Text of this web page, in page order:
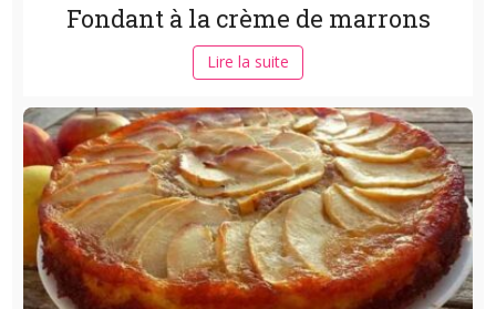
Fondant à la crème de marrons
Lire la suite